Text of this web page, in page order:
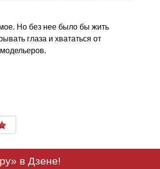
Но без нее было бы жить
глаза и хвататься от
в Дзене!